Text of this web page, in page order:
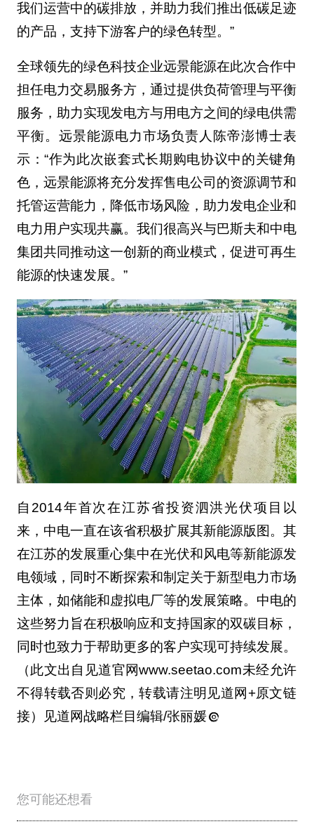
我们运营中的碳排放，并助力我们推出低碳足迹
的产品，支持下游客户的绿色转型。”
全球领先的绿色科技企业远景能源在此次合作中
担任电力交易服务方，通过提供负荷管理与平衡
服务，助力实现发电方与用电方之间的绿电供需
平衡。远景能源电力市场负责人陈帝澎博士表
示：“作为此次嵌套式长期购电协议中的关键角
色，远景能源将充分发挥售电公司的资源调节和
托管运营能力，降低市场风险，助力发电企业和
电力用户实现共赢。我们很高兴与巴斯夫和中电
集团共同推动这一创新的商业模式，促进可再生
能源的快速发展。”
自2014年首次在江苏省投资泗洪光伏项目以
来，中电一直在该省积极扩展其新能源版图。其
在江苏的发展重心集中在光伏和风电等新能源发
电领域，同时不断探索和制定关于新型电力市场
主体，如储能和虚拟电厂等的发展策略。中电的
这些努力旨在积极响应和支持国家的双碳目标，
同时也致力于帮助更多的客户实现可持续发展。
（此文出自见道官网www.seetao.com未经允许
不得转载否则必究，转载请注明见道网+原文链
接）见道网战略栏目编辑/张丽媛
您可能还想看